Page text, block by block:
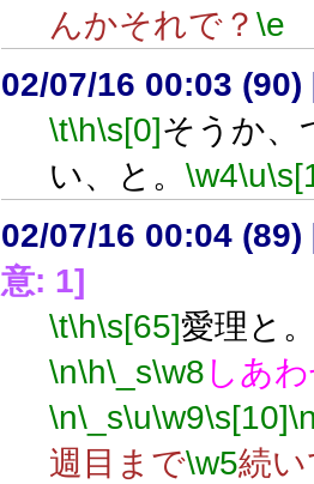
んかそれで？ \e
02/07/16 00:03 (90)
\t\h\s[0]そうか、
い、と。 \w4\u
02/07/16 00:04 (89)
意: 1]
\t\h\s[65]愛理と
\n\h\_s\w8 しあ
\n\_s\u\w9\s[10]
週目まで\w5続